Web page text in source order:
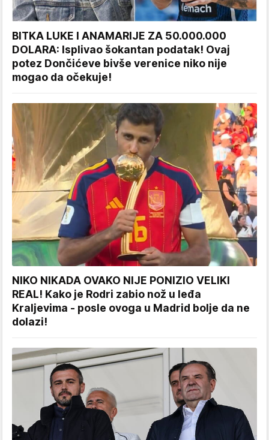
BITKA LUKE I ANAMARIJE ZA 50.000.000
DOLARA: Isplivao šokantan podatak! Ovaj
potez Dončićeve bivše verenice niko nije
mogao da očekuje!
NIKO NIKADA OVAKO NIJE PONIZIO VELIKI
REAL! Kako je Rodri zabio nož u leđa
Kraljevima - posle ovoga u Madrid bolje da ne
dolazi!